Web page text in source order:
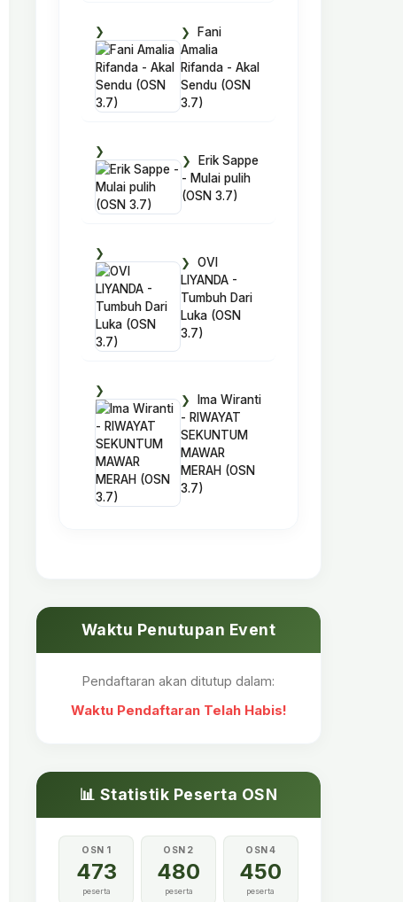
Fani
Amalia
Rifanda - Akal
Sendu (OSN
3.7)
Erik Sappe
- Mulai pulih
(OSN 3.7)
OVI
LIYANDA -
Tumbuh Dari
Luka (OSN
3.7)
Ima Wiranti
- RIWAYAT
SEKUNTUM
MAWAR
MERAH (OSN
3.7)
Waktu Penutupan Event
Pendaftaran akan ditutup dalam:
Waktu Pendaftaran Telah Habis!
📊 Statistik Peserta OSN
OSN 1
473
peserta
OSN 2
480
peserta
OSN 4
450
peserta